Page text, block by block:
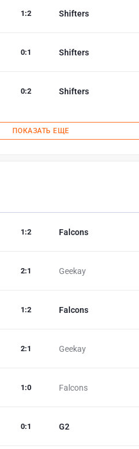
Shifters
1 :2
Shifters
0:1
Shifters
0:2
ПОКАЗАТЬ ЕЩЕ
Falcons
1 :2
Geekay
2:1
Falcons
1 :2
Geekay
2:1
Falcons
1 :0
G2
0:1